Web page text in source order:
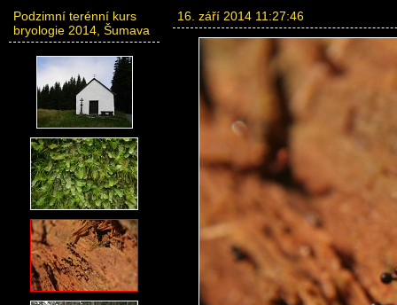
Podzimní terénní kurs
bryologie 2014, Šumava
16. září 2014 11:27:46